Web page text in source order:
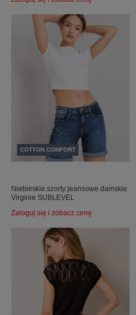
COTTON COMFORT
Niebieskie szorty jeansowe damskie
Virginie SUBLEVEL
Zaloguj się i zobacz cenę